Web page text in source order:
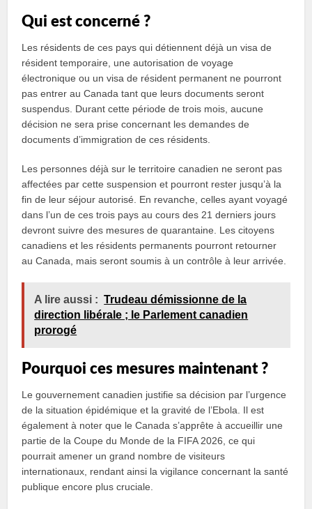
Qui est concerné ?
Les résidents de ces pays qui détiennent déjà un visa de
résident temporaire, une autorisation de voyage
électronique ou un visa de résident permanent ne pourront
pas entrer au Canada tant que leurs documents seront
suspendus. Durant cette période de trois mois, aucune
décision ne sera prise concernant les demandes de
documents d’immigration de ces résidents.
Les personnes déjà sur le territoire canadien ne seront pas
affectées par cette suspension et pourront rester jusqu’à la
fin de leur séjour autorisé. En revanche, celles ayant voyagé
dans l’un de ces trois pays au cours des 21 derniers jours
devront suivre des mesures de quarantaine. Les citoyens
canadiens et les résidents permanents pourront retourner
au Canada, mais seront soumis à un contrôle à leur arrivée.
A lire aussi : Trudeau démissionne de la
direction libérale ; le Parlement canadien
prorogé
Pourquoi ces mesures maintenant ?
Le gouvernement canadien justifie sa décision par l’urgence
de la situation épidémique et la gravité de l’Ebola. Il est
également à noter que le Canada s’apprête à accueillir une
partie de la Coupe du Monde de la FIFA 2026, ce qui
pourrait amener un grand nombre de visiteurs
internationaux, rendant ainsi la vigilance concernant la santé
publique encore plus cruciale.